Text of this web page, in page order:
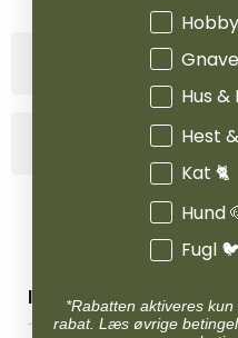
Produktinformation
INFORMATION
Hus &
Hest
Kat 🐈
Hund
Fugl
*Rabatten aktiveres
rabat. Læs øvrige